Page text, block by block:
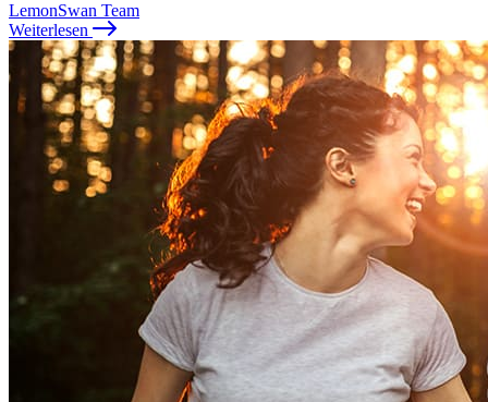
LemonSwan Team
Weiterlesen